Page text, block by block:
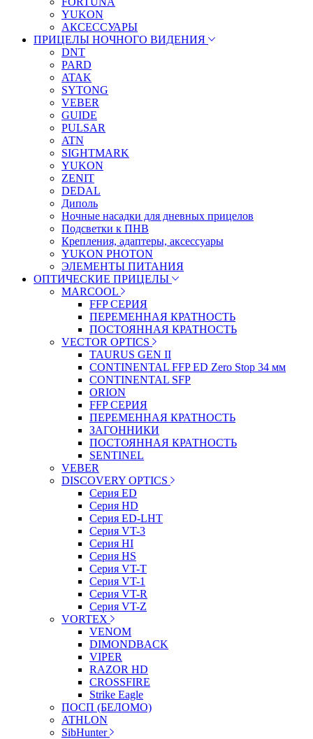
YUKON
АКСЕССУАРЫ
ПРИЦЕЛЫ НОЧНОГО ВИДЕНИЯ
DNT
PARD
ATAK
SYTONG
VEBER
GUIDE
PULSAR
ATN
SIGHTMARK
YUKON
ZENIT
DEDAL
Диполь
Ночные насадки для дневных прицелов
Подсветки к ПНВ
Крепления, адаптеры, аксессуары
YUKON PHOTON
ЭЛЕМЕНТЫ ПИТАНИЯ
ОПТИЧЕСКИЕ ПРИЦЕЛЫ
MARCOOL
FFP СЕРИЯ
ПЕРЕМЕННАЯ КРАТНОСТЬ
ПОСТОЯННАЯ КРАТНОСТЬ
VECTOR OPTICS
TAURUS GEN II
CONTINENTAL FFP ED Zero Stop 34 мм
CONTINENTAL SFP
ORION
FFP СЕРИЯ
ПЕРЕМЕННАЯ КРАТНОСТЬ
ЗАГОННИКИ
ПОСТОЯННАЯ КРАТНОСТЬ
SENTINEL
VEBER
DISCOVERY OPTICS
Серия ED
Серия HD
Серия ED-LHT
Серия VT-3
Серия HI
Серия HS
Серия VT-T
Серия VT-1
Серия VT-R
Серия VT-Z
VORTEX
VENOM
DIMONDBACK
VIPER
RAZOR HD
CROSSFIRE
Strike Eagle
ПОСП (БЕЛОМО)
ATHLON
SibHunter